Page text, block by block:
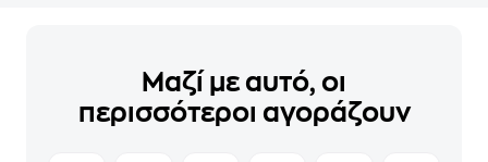
Μαζί με αυτό, οι
περισσότεροι αγοράζουν